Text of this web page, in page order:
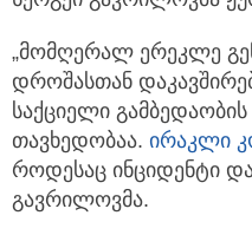
„მომღერალ ერეკლე
დროშასთან
საქციელი
თავხედობაა. ირაკლი
როდესაც ინციდენტი
გავრილოვმა.